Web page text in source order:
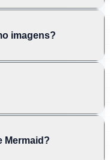
imagens?
Mermaid?